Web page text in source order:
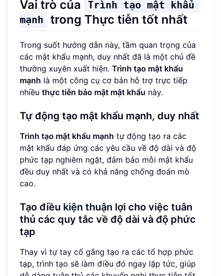
Vai trò của
Trình tạo mật khẩu
mạnh
trong Thực tiễn tốt nhất
Trong suốt hướng dẫn này, tầm quan trọng của
các mật khẩu mạnh, duy nhất đã là một chủ đề
thường xuyên xuất hiện. Trình tạo mật khẩu
mạnh là một công cụ cơ bản hỗ trợ trực tiếp
nhiều thực tiễn bảo mật mật khẩu này.
Tự động tạo mật khẩu mạnh, duy nhất
Trình tạo mật khẩu mạnh tự động tạo ra các
mật khẩu đáp ứng các yêu cầu về độ dài và độ
phức tạp nghiêm ngặt, đảm bảo mỗi mật khẩu
đều duy nhất và có khả năng chống đoán mò
cao.
Tạo điều kiện thuận lợi cho việc tuân
thủ các quy tắc về độ dài và độ phức
tạp
Thay vì tự tay cố gắng tạo ra các tổ hợp phức
tạp, trình tạo sẽ làm điều đó ngay lập tức, giúp